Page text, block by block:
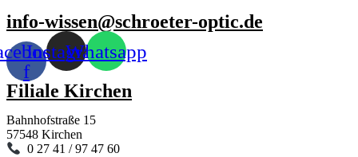
info-wissen@schroeter-optic.de
f
InstagramWhatsapp
Filiale Kirchen
Bahnhofstraße 15
57548 Kirchen
0 27 41 / 97 47 60